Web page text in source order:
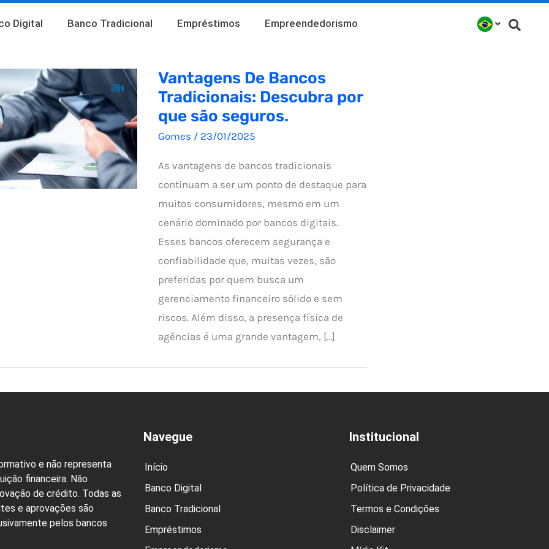
Digital Banco Tradicional Empréstimos Empreendedorismo
Vantagens De Bancos
Tradicionais: Descubra por
que são seguros.
Gomes / 23/01/2025
As vantagens de bancos tradicionais
continuam a ser um ponto de destaque para
muitos consumidores, mesmo em um
cenário dominado por bancos digitais.
Esses bancos oferecem segurança e
confiabilidade que, muitas vezes, são
preferidas por quem busca um
gerenciamento financeiro sólido e sem
riscos. Além disso, a presença física de
agências é uma grande vantagem, […]
e não representa
financeira. Não
de crédito. Todas as
e aprovações são
pelos bancos
Navegue
Início
Banco Digital
Banco Tradicional
Empréstimos
Institucional
Quem Somos
Política de Privacidade
Termos e Condições
Disclaimer